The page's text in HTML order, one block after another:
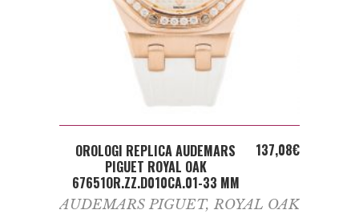
ADD TO CART
OROLOGI REPLICA AUDEMARS
PIGUET ROYAL OAK
67651OR.ZZ.D010CA.01-33 MM
137,08€
AUDEMARS PIGUET, ROYAL OAK